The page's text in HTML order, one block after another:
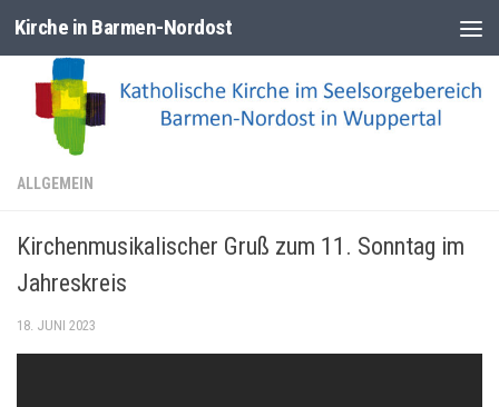
Zum Inhalt springen
Kirche in Barmen-Nordost
ALLGEMEIN
Kirchenmusikalischer Gruß zum 11. Sonntag im
Jahreskreis
18. JUNI 2023